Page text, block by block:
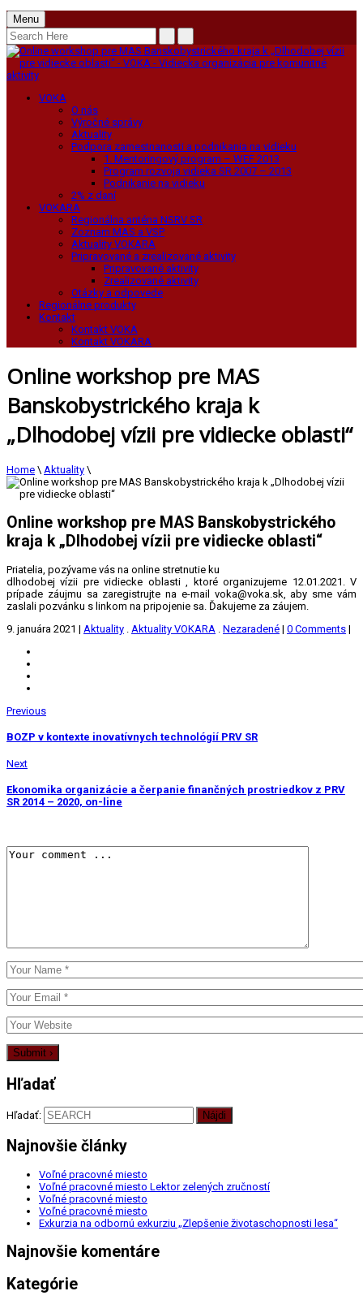
Menu
VOKA
O nás
Výročné správy
Aktuality
Podpora zamestnanosti a podnikania na vidieku
1. Mentoringový program – WEF 2013
Program rozvoja vidieka SR 2007 – 2013
Podnikanie na vidieku
2% z daní
VOKARA
Regionálna anténa NSRV SR
Zoznam MAS a VSP
Aktuality VOKARA
Pripravované a zrealizované aktivity
Pripravované aktivity
Zrealizované aktivity
Otázky a odpovede
Regionálne produkty
Kontakt
Kontakt VOKA
Kontakt VOKARA
Online workshop pre MAS
Banskobystrického kraja k
„Dlhodobej vízii pre vidiecke oblasti“
Home \ Aktuality \
Online workshop pre MAS Banskobystrického
kraja k „Dlhodobej vízii pre vidiecke oblasti“
Priatelia, pozývame vás na online stretnutie ku
dlhodobej vízii pre vidiecke oblasti , ktoré organizujeme 12.01.2021. V
prípade záujmu sa zaregistrujte na e-mail voka@voka.sk, aby sme vám
zaslali pozvánku s linkom na pripojenie sa. Ďakujeme za záujem.
9. januára 2021 | Aktuality . Aktuality VOKARA . Nezaradené | 0 Comments |
Previous
BOZP v kontexte inovatívnych technológií PRV SR
Next
Ekonomika organizácie a čerpanie finančných prostriedkov z PRV
SR 2014 – 2020, on-line
Hľadať
Hľadať:
Najnovšie články
Voľné pracovné miesto
Voľné pracovné miesto Lektor zelených zručností
Voľné pracovné miesto
Voľné pracovné miesto
Exkurzia na odbornú exkurziu „Zlepšenie životaschopnosti lesa“
Najnovšie komentáre
Kategórie